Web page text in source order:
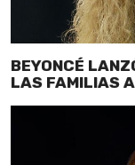
BEYONCÉ
LAS FAMILIAS